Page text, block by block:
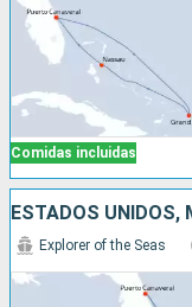
Comidas incluidas
ESTADOS UNIDOS,
Explorer of the Seas